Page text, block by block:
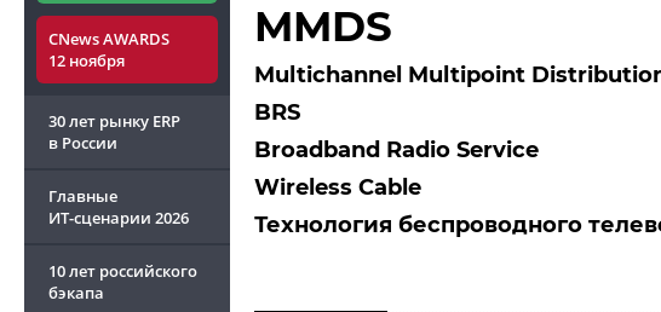
CNews AWARDS
12 ноября
30 лет рынку ERP
в России
Главные
ИТ-сценарии 2026
10 лет российского
бэкапа
MMDS
Multichannel Multipoint
BRS
Broadband Radio Service
Wireless Cable
Технология беспроводного